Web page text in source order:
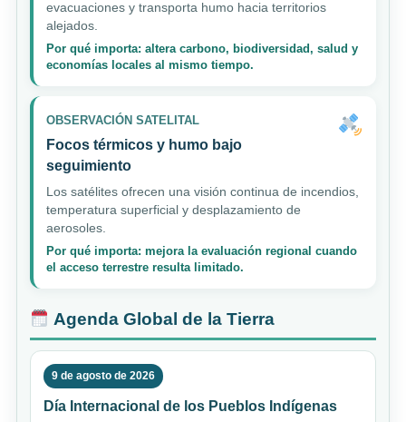
evacuaciones y transporta humo hacia territorios
alejados.
Por qué importa: altera carbono, biodiversidad, salud y
economías locales al mismo tiempo.
OBSERVACIÓN SATELITAL
Focos térmicos y humo bajo
seguimiento
Los satélites ofrecen una visión continua de incendios,
temperatura superficial y desplazamiento de
aerosoles.
Por qué importa: mejora la evaluación regional cuando
el acceso terrestre resulta limitado.
Agenda Global de la Tierra
9 de agosto de 2026
Día Internacional de los Pueblos Indígenas